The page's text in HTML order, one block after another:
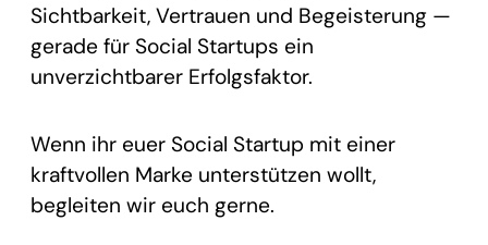
Sichtbarkeit, Vertrauen und Begeisterung —
gerade für Social Startups ein
unverzichtbarer Erfolgsfaktor.
Wenn ihr euer Social Startup mit einer
kraftvollen Marke unterstützen wollt,
begleiten wir euch gerne.